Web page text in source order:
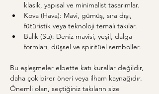
klasik, yapısal ve minimalist tasarımlar.
Kova (Hava): Mavi, gümüş, sıra dışı,
fütüristik veya teknoloji temalı takılar.
Balık (Su): Deniz mavisi, yeşil, dalga
formları, düşsel ve spiritüel semboller.
Bu eşleşmeler elbette katı kurallar değildir,
daha çok birer öneri veya ilham kaynağıdır.
Önemli olan, seçtiğiniz takıların size